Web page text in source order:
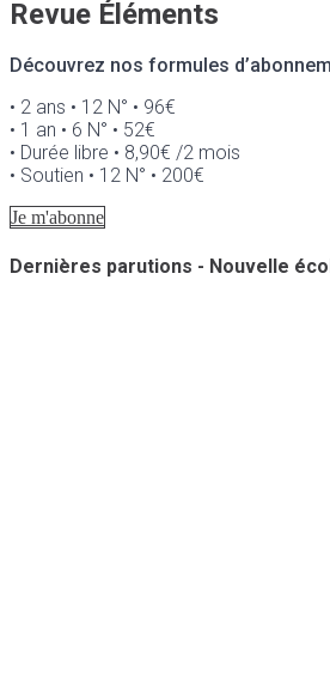
Revue Éléments
Découvrez nos formules
• 2 ans • 12 N° • 96€
• 1 an • 6 N° • 52€
• Durée libre • 8,90€ /2 mois
• Soutien • 12 N° • 200€
Je m'abonne
Dernières parutions - Nouvelle